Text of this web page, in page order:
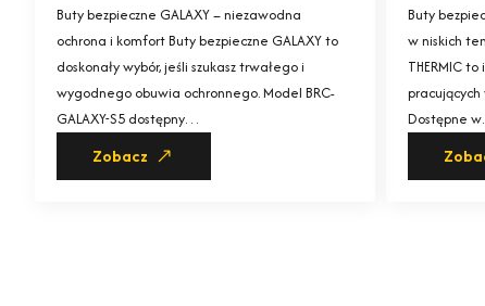
Buty bezpieczne GALAXY – niezawodna
ochrona i komfort Buty bezpieczne GALAXY to
doskonały wybór, jeśli szukasz trwałego i
wygodnego obuwia ochronnego. Model BRC-
GALAXY-S5 dostępny…
Zobacz
Buty
w niskich
THERMIC
Dostępne